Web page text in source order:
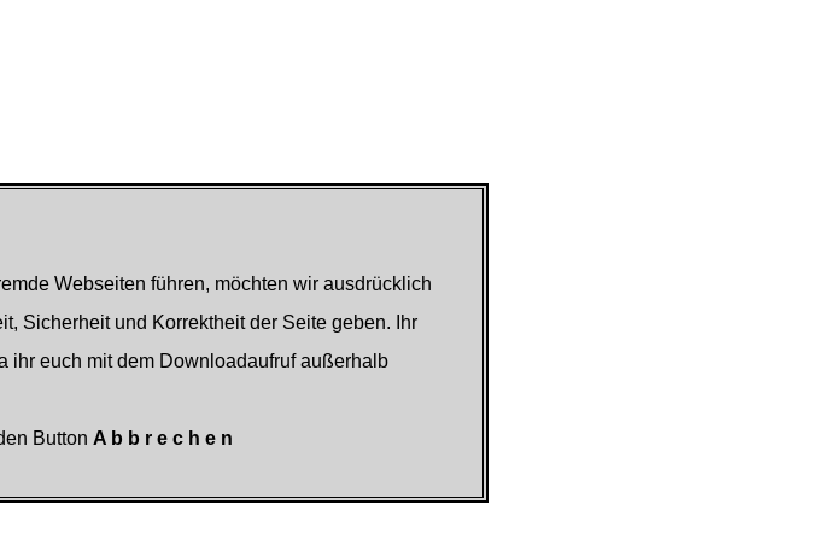
Webseiten führen, möchten wir ausdrücklich
Sicherheit und Korrektheit der Seite geben. Ihr
ihr euch mit dem Downloadaufruf außerhalb
Button A b b r e c h e n